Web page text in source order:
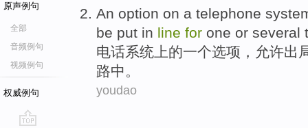
原声例句
全部
音频例句
视频例句
权威例句
An option on a telephone
be put in line for one or several
电话系统 上的一个选项 ， 允许出
路中。
youdao